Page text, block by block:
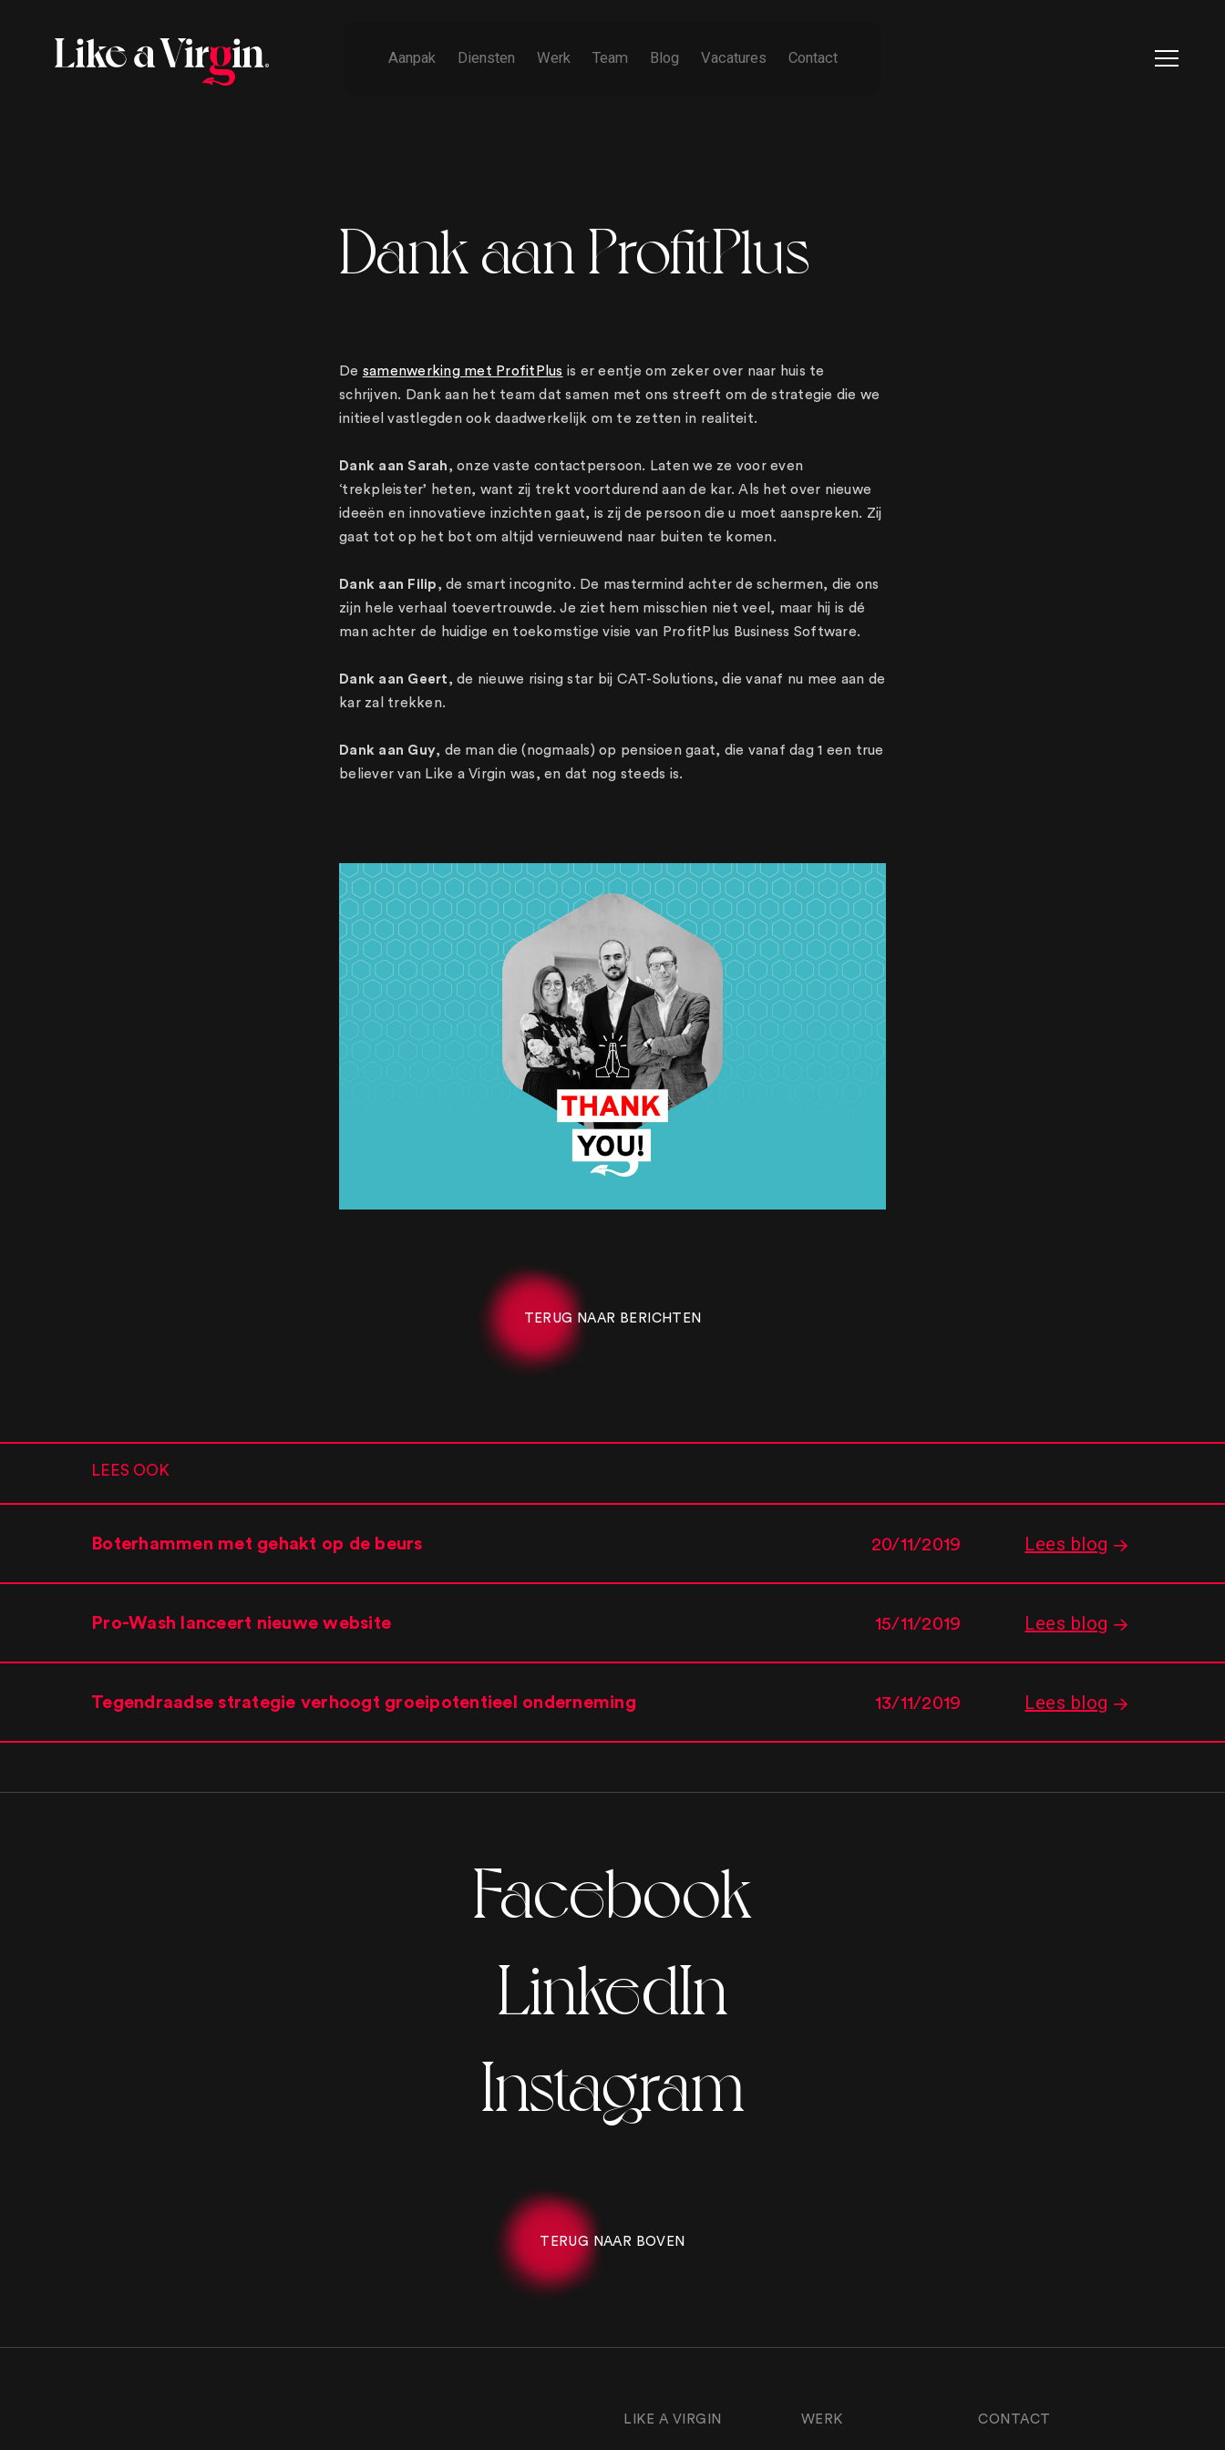
Aanpak Diensten Werk Team Blog Vacatures Contact
marketing strategies, sales strategies, memorable movies,
crazy commercials, tv, radio, great ads, long copy, short
copy, boring copy, snappy copy, online, offline, logos, left
Dank aan ProfitPlus
De samenwerking met ProfitPlus is er eentje om zeker over naar huis te
schrijven. Dank aan het team dat samen met ons streeft om de strategie die we
initieel vastlegden ook daadwerkelijk om te zetten in realiteit.
Dank aan Sarah, onze vaste contactpersoon. Laten we ze voor even
‘trekpleister’ heten, want zij trekt voortdurend aan de kar. Als het over nieuwe
ideeën en innovatieve inzichten gaat, is zij de persoon die u moet aanspreken. Zij
gaat tot op het bot om altijd vernieuwend naar buiten te komen.
Dank aan Filip, de smart incognito. De mastermind achter de schermen, die ons
zijn hele verhaal toevertrouwde. Je ziet hem misschien niet veel, maar hij is dé
man achter de huidige en toekomstige visie van ProfitPlus Business Software.
Dank aan Geert, de nieuwe rising star bij CAT-Solutions, die vanaf nu mee aan de
kar zal trekken.
Dank aan Guy, de man die (nogmaals) op pensioen gaat, die vanaf dag 1 een true
believer van Like a Virgin was, en dat nog steeds is.
TERUG NAAR BERICHTEN
LEES OOK
Boterhammen met gehakt op de beurs 20/11/2019 Lees blog
Pro-Wash lanceert nieuwe website 15/11/2019 Lees blog
Tegendraadse strategie verhoogt groeipotentieel onderneming 13/11/2019 Lees blog
Facebook
LinkedIn
Instagram
TERUG NAAR BOVEN
LIKE A VIRGIN WERK CONTACT